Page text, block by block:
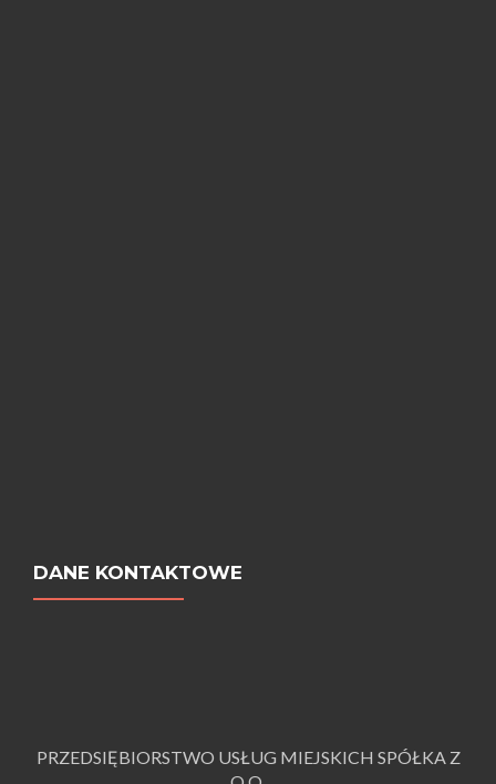
DANE KONTAKTOWE
PRZEDSIĘBIORSTWO USŁUG MIEJSKICH SPÓŁKA Z